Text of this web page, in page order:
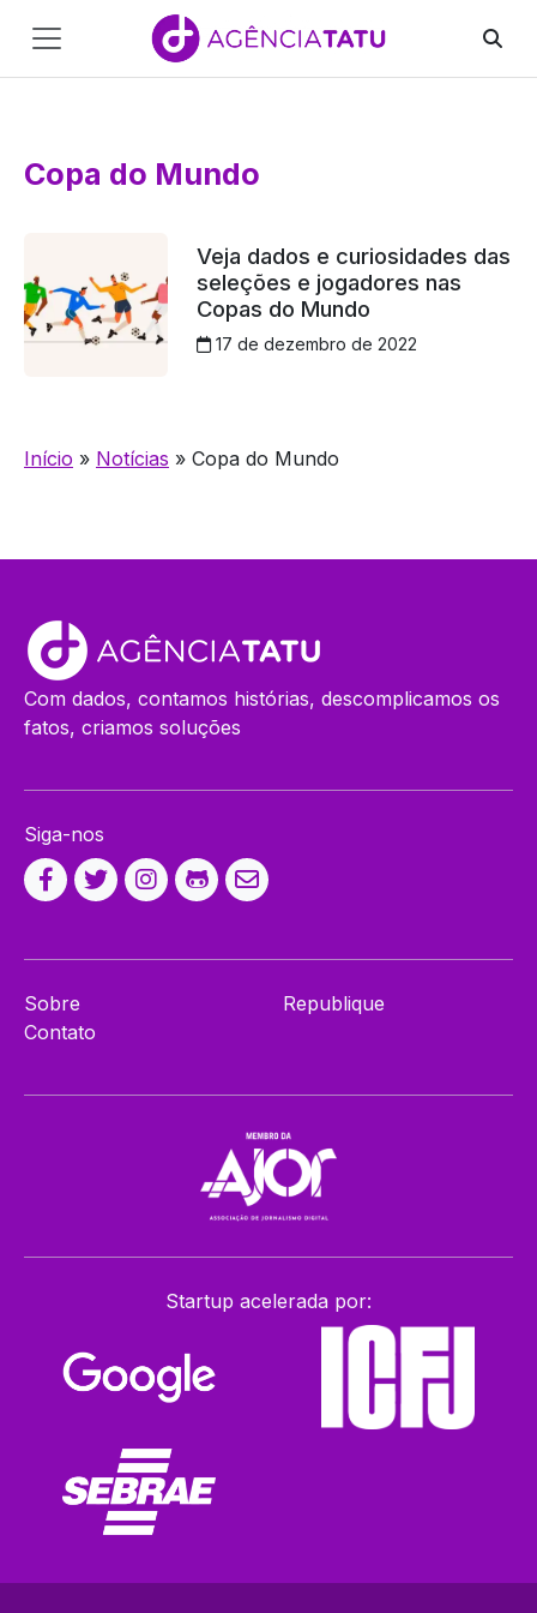
Main
Navigation
Copa do Mundo
Veja dados e curiosidades das
seleções e jogadores nas
Copas do Mundo
17 de dezembro de 2022
Início » Notícias » Copa do Mundo
Com dados, contamos histórias, descomplicamos os
fatos, criamos soluções
Siga-nos
Sobre
Contato
Republique
Startup acelerada por: